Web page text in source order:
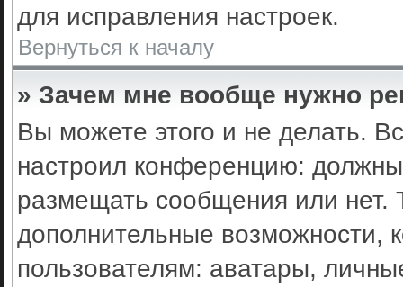
для исправления настроек.
Вернуться к началу
» Зачем мне вообще нужно
Вы можете этого и не делать.
настроил конференцию:
размещать сообщения или нет.
дополнительные возможности,
пользователям: аватары,